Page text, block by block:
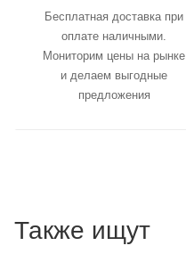
Бесплатная доставка при
оплате наличными.
Мониторим цены на рынке
и делаем выгодные
предложения
Также ищут